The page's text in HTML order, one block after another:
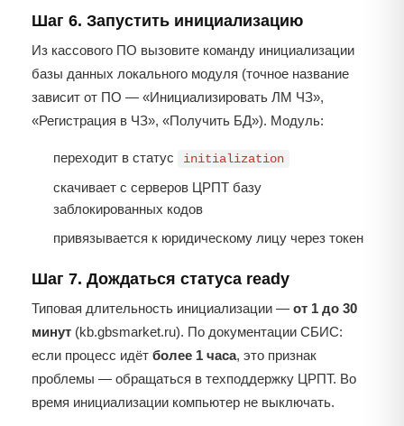
Шаг 6. Запустить инициализацию
Из кассового ПО вызовите команду инициализации
базы данных локального модуля (точное название
зависит от ПО — «Инициализировать ЛМ ЧЗ»,
«Регистрация в ЧЗ», «Получить БД»). Модуль:
переходит в статус initialization
скачивает с серверов ЦРПТ базу
заблокированных кодов
привязывается к юридическому лицу через токен
Шаг 7. Дождаться статуса ready
Типовая длительность инициализации — от 1 до 30
минут (kb.gbsmarket.ru). По документации СБИС:
если процесс идёт более 1 часа, это признак
проблемы — обращаться в техподдержку ЦРПТ. Во
время инициализации компьютер не выключать.